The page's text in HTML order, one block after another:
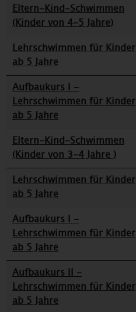
Eltern-Kind-Schwimmen
(Kinder von 4-5 Jahre)
Lehrschwimmen für Kinder
ab 5 Jahre
Aufbaukurs I -
Lehrschwimmen für Kinder
ab 5 Jahre
Eltern-Kind-Schwimmen
(Kinder von 3-4 Jahre )
Lehrschwimmen für Kinder
ab 5 Jahre
Aufbaukurs I -
Lehrschwimmen für Kinder
ab 5 Jahre
Aufbaukurs II -
Lehrschwimmen für Kinder
ab 5 Jahre